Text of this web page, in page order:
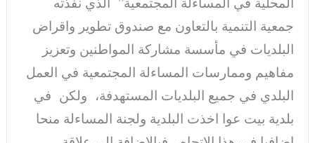
جمعية التنمية بالتعاون مع صندوق تطوير واقراض
البلديات في مأسسة مشاركة المواطنين وتعزيز
مفاهيم وممارسات المساءلة المجتمعية في العمل
البلدي في جميع البلديات المستهدفة، ولكن في
بلدية بيت عوا اخذت البلدية ولجنة المساءلة منحا